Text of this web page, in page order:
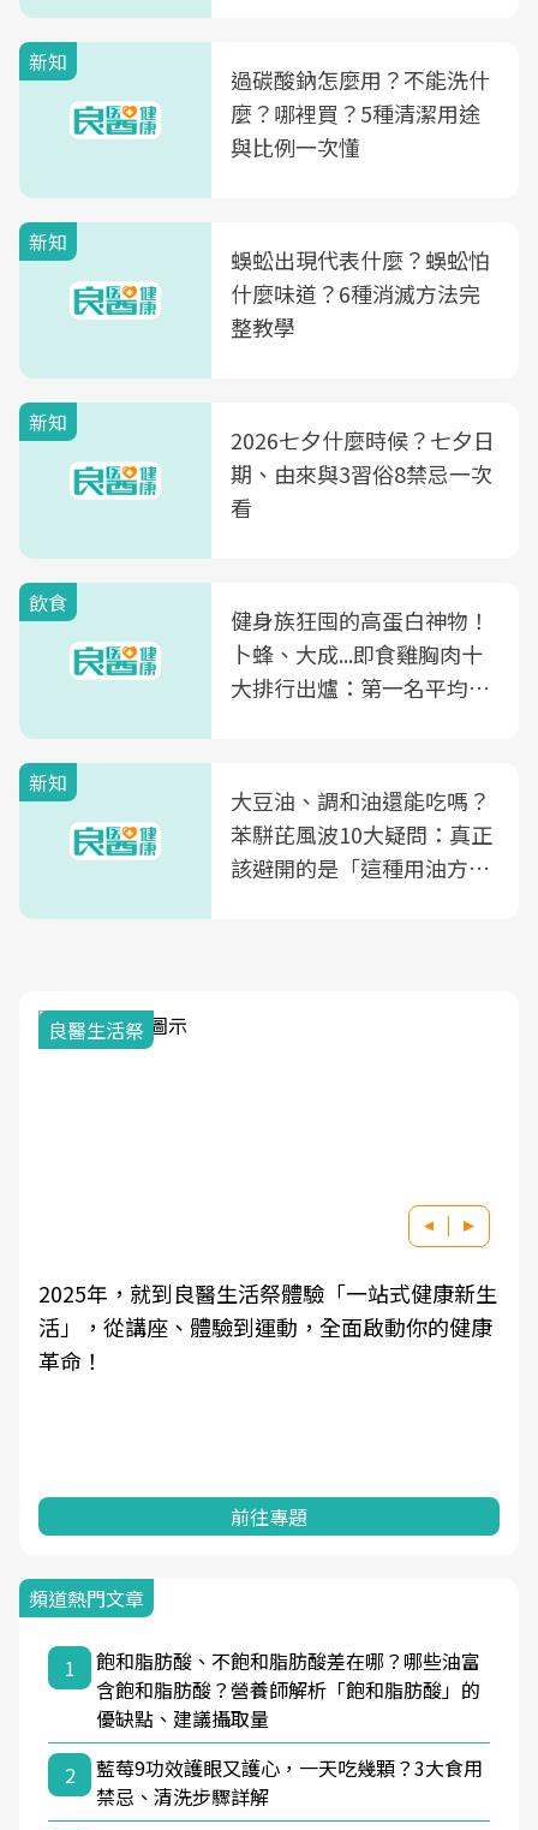
新知
過碳酸鈉怎麼用？不能洗什
麼？哪裡買？5種清潔用途
與比例一次懂
新知
蜈蚣出現代表什麼？蜈蚣怕
什麼味道？6種消滅方法完
整教學
新知
2026七夕什麼時候？七夕日
期、由來與3習俗8禁忌一次
看
飲食
健身族狂囤的高蛋白神物！
卜蜂、大成...即食雞胸肉十
大排行出爐：第一名平均一
新知
大豆油、調和油還能吃嗎？
苯駢芘風波10大疑問：真正
該避開的是「這種用油方
良醫生活祭
2025年，就到良醫生活祭體驗「一站式健康新生
活」，從講座、體驗到運動，全面啟動你的健康
革命！
前往專題
頻道熱門文章
1
飽和脂肪酸、不飽和脂肪酸差在哪？哪些油富
含飽和脂肪酸？營養師解析「飽和脂肪酸」的
優缺點、建議攝取量
2
藍莓9功效護眼又護心，一天吃幾顆？3大食用
禁忌、清洗步驟詳解